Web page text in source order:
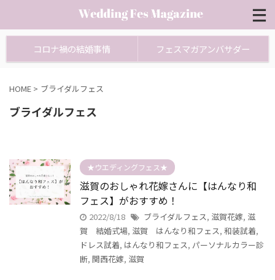
コロナ禍の結婚事情 フェスマガアンバサダー
HOME > ブライダルフェス
ブライダルフェス
★ウエディングフェス★
滋賀のおしゃれ花嫁さんに【はんなり和
フェス】がおすすめ！
2022/8/18 ブライダルフェス, 滋賀花嫁, 滋
賀 結婚式場, 滋賀 はんなり和フェス, 和装試着,
ドレス試着, はんなり和フェス, パーソナルカラー診
断, 関西花嫁, 滋賀